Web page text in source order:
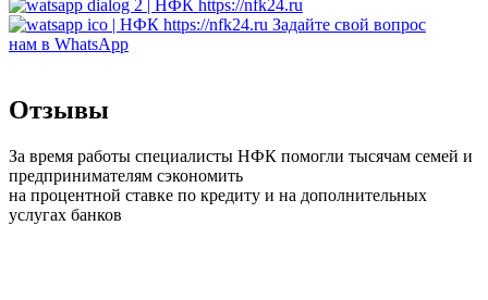
Задайте свой вопрос
нам в WhatsApp
Отзывы
За время работы специалисты НФК помогли тысячам семей и
предпринимателям сэкономить
на процентной ставке по кредиту и на дополнительных
услугах банков